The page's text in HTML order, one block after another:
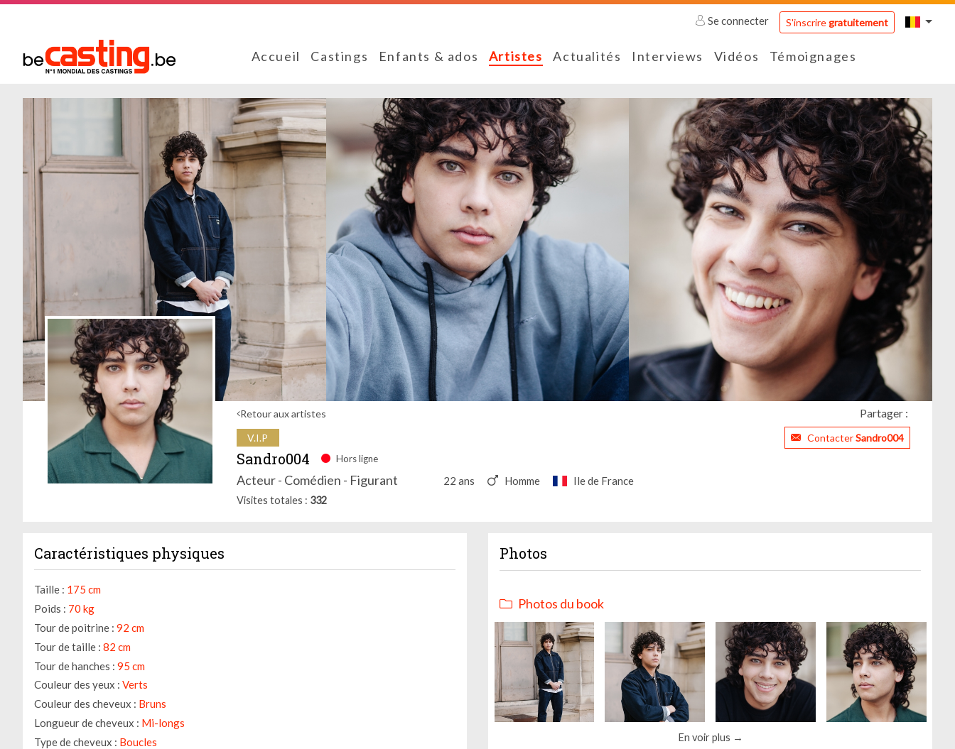
Se connecter S'inscriregratuitement
Accueil Castings Enfants & ados Artistes Actualités Interviews Vidéos Témoignages
Retour aux artistes Partager :
V.I.P ContacterSandro004
Sandro004 Hors ligne
Acteur - Comédien - Figurant 22 ans Homme Ile de France
Visites totales 332
Caractéristiques physiques
Taille : 175 cm
Poids : 70 kg
Tour de poitrine : 92 cm
Tour de taille : 82 cm
Tour de hanches : 95 cm
Couleur des yeux : Verts
Couleur des cheveux : Bruns
Longueur de cheveux : Mi-longs
Type de cheveux : Boucles
Photos
Photos du book
En voir plus